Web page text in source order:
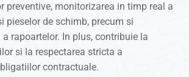
preventive, monitorizarea in timp real a
pieselor de schimb, precum si
rapoartelor. In plus, contribuie la
si la respectarea stricta a
contractuale.